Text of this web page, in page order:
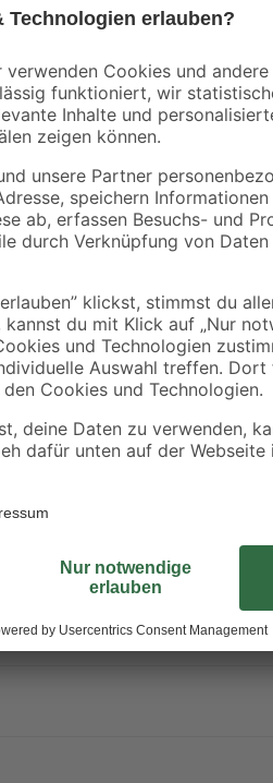
Mit dem Pattex
und der
und den Klebstoff-
einfach wie
Metall und vielem
ohne Verschmieren
Kann die Atemwege reizen.
bei Verschlucken. Kann
Krebs erzeugen. Kann
mit langfristiger Wirkung.
vermeiden. Bei Kontakt mit
mit der Haut: Mit viel Wasser